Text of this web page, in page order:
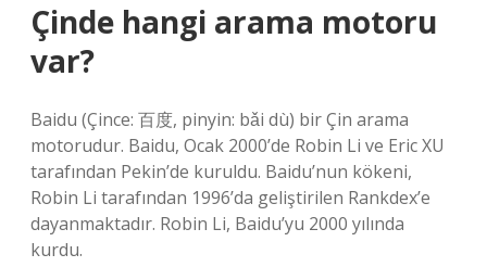
Çinde hangi arama motoru
var?
Baidu (Çince: 百度, pinyin: bǎi dù) bir Çin arama
motorudur. Baidu, Ocak 2000’de Robin Li ve Eric XU
tarafından Pekin’de kuruldu. Baidu’nun kökeni,
Robin Li tarafından 1996’da geliştirilen Rankdex’e
dayanmaktadır. Robin Li, Baidu’yu 2000 yılında
kurdu.